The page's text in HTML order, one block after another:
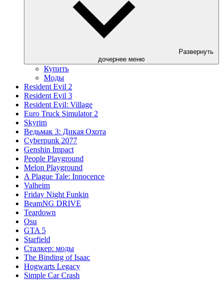
Развернуть
дочернее меню
Купить
Моды
Resident Evil 2
Resident Evil 3
Resident Evil: Village
Euro Truck Simulator 2
Skyrim
Ведьмак 3: Дикая Охота
Cyberpunk 2077
Genshin Impact
People Playground
Melon Playground
A Plague Tale: Innocence
Valheim
Friday Night Funkin
BeamNG DRIVE
Teardown
Osu
GTA 5
Starfield
Сталкер: моды
The Binding of Isaac
Hogwarts Legacy
Simple Car Crash